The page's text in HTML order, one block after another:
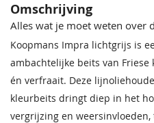
Omschrijving
Alles wat je moet weten over
Koopmans Impra lichtgrijs is
ambachtelijke beits van
én verfraait. Deze
kleurbeits dringt diep in het
vergrijzing en